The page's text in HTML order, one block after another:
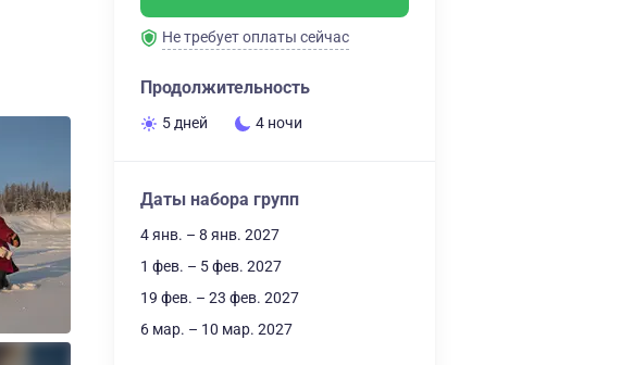
Не требует оплаты сейчас
Продолжительность
5 дней 4 ночи
Даты набора групп
4 янв. – 8 янв. 2027
1 фев. – 5 фев. 2027
19 фев. – 23 фев. 2027
6 мар. – 10 мар. 2027